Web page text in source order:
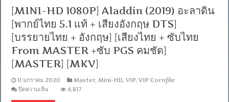
[MINI-HD 1080P] Aladdin (2019) อะลาดิน
[พากย์ไทย 5.1 แท้ + เสียงอังกฤษ DTS]
[บรรยายไทย + อังกฤษ] [เสียงไทย + ซับไทย
From MASTER +ซับ PGS คมชัด]
[MASTER] [MKV]
11 มกราคม 2020 Master, Mini-HD,VIP,VIP Cornfile
ปิดความเห็น
4,817